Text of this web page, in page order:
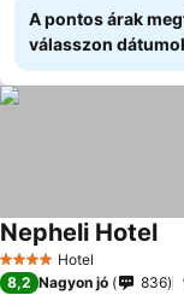
A pontos árak
válasszon
4 KategóriaHotel
Nepheli Hotel
8,2 Nagyon jó 836